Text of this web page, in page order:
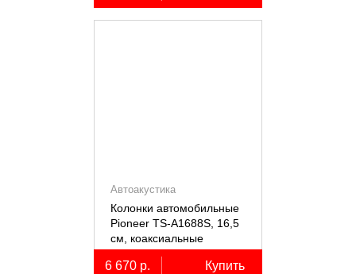
Автоакустика
Колонки автомобильные
Pioneer TS-A1688S, 16,5
см, коаксиальные
четырёхполосные, 2 шт.
6 670 р. Купить